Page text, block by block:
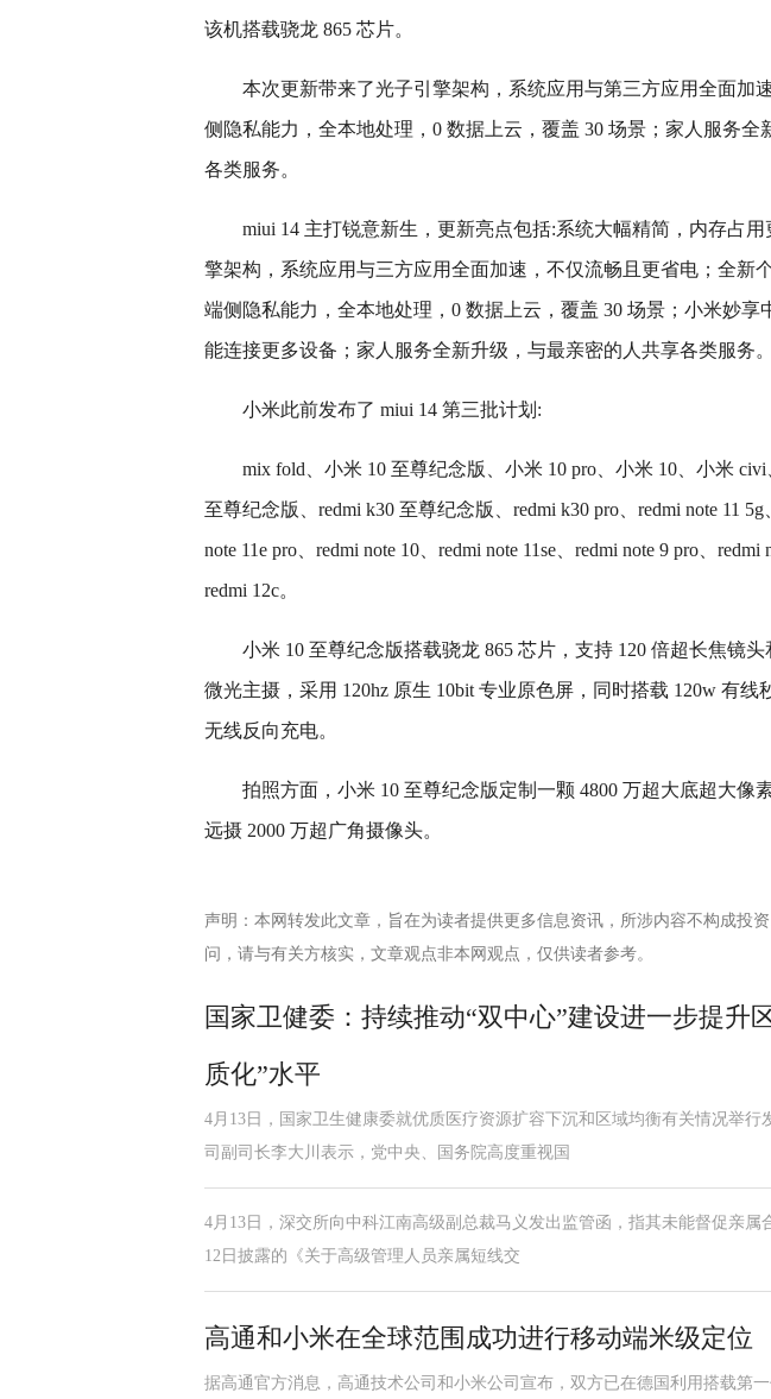
该机搭载骁龙 865 芯片。
本次更新带来了光子引擎架构，系统应用与第三方应用全面加
侧隐私能力，全本地处理，0 数据上云，覆盖 30 场景；家人服务全
各类服务。
miui 14 主打锐意新生，更新亮点包括:系统大幅精简，内存占用
擎架构，系统应用与三方应用全面加速，不仅流畅且更省电；全新
端侧隐私能力，全本地处理，0 数据上云，覆盖 30 场景；小米妙享
能连接更多设备；家人服务全新升级，与最亲密的人共享各类服务。
小米此前发布了 miui 14 第三批计划:
mix fold、小米 10 至尊纪念版、小米 10 pro、小米 10、小米 civi
至尊纪念版、redmi k30 至尊纪念版、redmi k30 pro、redmi note 11 5g
note 11e pro、redmi note 10、redmi note 11se、redmi note 9 pro、redmi
redmi 12c。
小米 10 至尊纪念版搭载骁龙 865 芯片，支持 120 倍超长焦镜
微光主摄，采用 120hz 原生 10bit 专业原色屏，同时搭载 120w 有线
无线反向充电。
拍照方面，小米 10 至尊纪念版定制一颗 4800 万超大底超大像
远摄 2000 万超广角摄像头。
声明：本网转发此文章，旨在为读者提供更多信息资讯，所涉内容不构成投
问，请与有关方核实，文章观点非本网观点，仅供读者参考。
国家卫健委：持续推动“双中心”建设进一步提升
质化”水平
4月13日，国家卫生健康委就优质医疗资源扩容下沉和区域均衡有关情况举行
司副司长李大川表示，党中央、国务院高度重视国
4月13日，深交所向中科江南高级副总裁马义发出监管函，指其未能督促亲属
12日披露的《关于高级管理人员亲属短线交
高通和小米在全球范围成功进行移动端米级定位
据高通官方消息，高通技术公司和小米公司宣布，双方已在德国利用搭载第